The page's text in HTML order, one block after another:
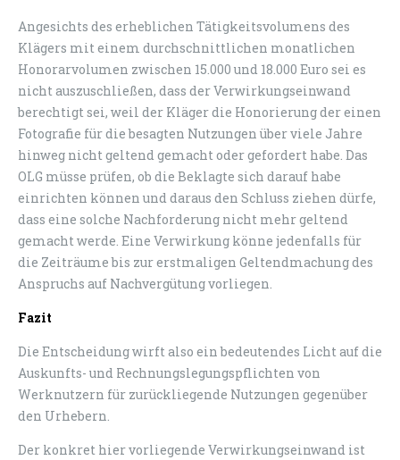
Angesichts des erheblichen Tätigkeitsvolumens des
Klägers mit einem durchschnittlichen monatlichen
Honorarvolumen zwischen 15.000 und 18.000 Euro sei es
nicht auszuschließen, dass der Verwirkungseinwand
berechtigt sei, weil der Kläger die Honorierung der einen
Fotografie für die besagten Nutzungen über viele Jahre
hinweg nicht geltend gemacht oder gefordert habe. Das
OLG müsse prüfen, ob die Beklagte sich darauf habe
einrichten können und daraus den Schluss ziehen dürfe,
dass eine solche Nachforderung nicht mehr geltend
gemacht werde. Eine Verwirkung könne jedenfalls für
die Zeiträume bis zur erstmaligen Geltendmachung des
Anspruchs auf Nachvergütung vorliegen.
Fazit
Die Entscheidung wirft also ein bedeutendes Licht auf die
Auskunfts- und Rechnungslegungspflichten von
Werknutzern für zurückliegende Nutzungen gegenüber
den Urhebern.
Der konkret hier vorliegende Verwirkungseinwand ist